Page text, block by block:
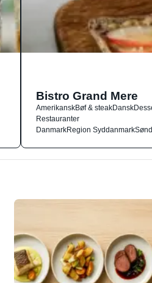
Bistro Grand Mere
AmerikanskBøf & steakDansk
Restauranter
DanmarkRegion Syddanmark